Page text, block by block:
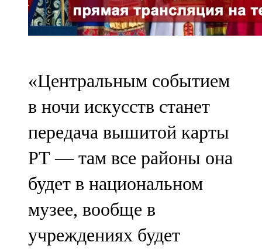
«Центральным событием
в ночи искусств станет
передача вышитой карты
РТ — там все районы она
будет в национальном
музее, вообще в
учреждениях будет